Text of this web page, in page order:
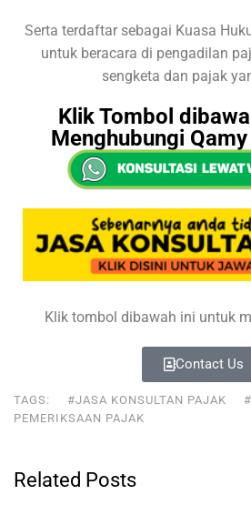
Serta terdaftar sebagai Kuasa
untuk beracara di pengadilan
sengketa dan pajak
Klik Tombol
Menghubungi
Klik tombol dibawah ini untuk
Contact Us
TAGS: #JASA KONSULTAN PAJAK
PEMERIKSAAN PAJAK
Related Posts